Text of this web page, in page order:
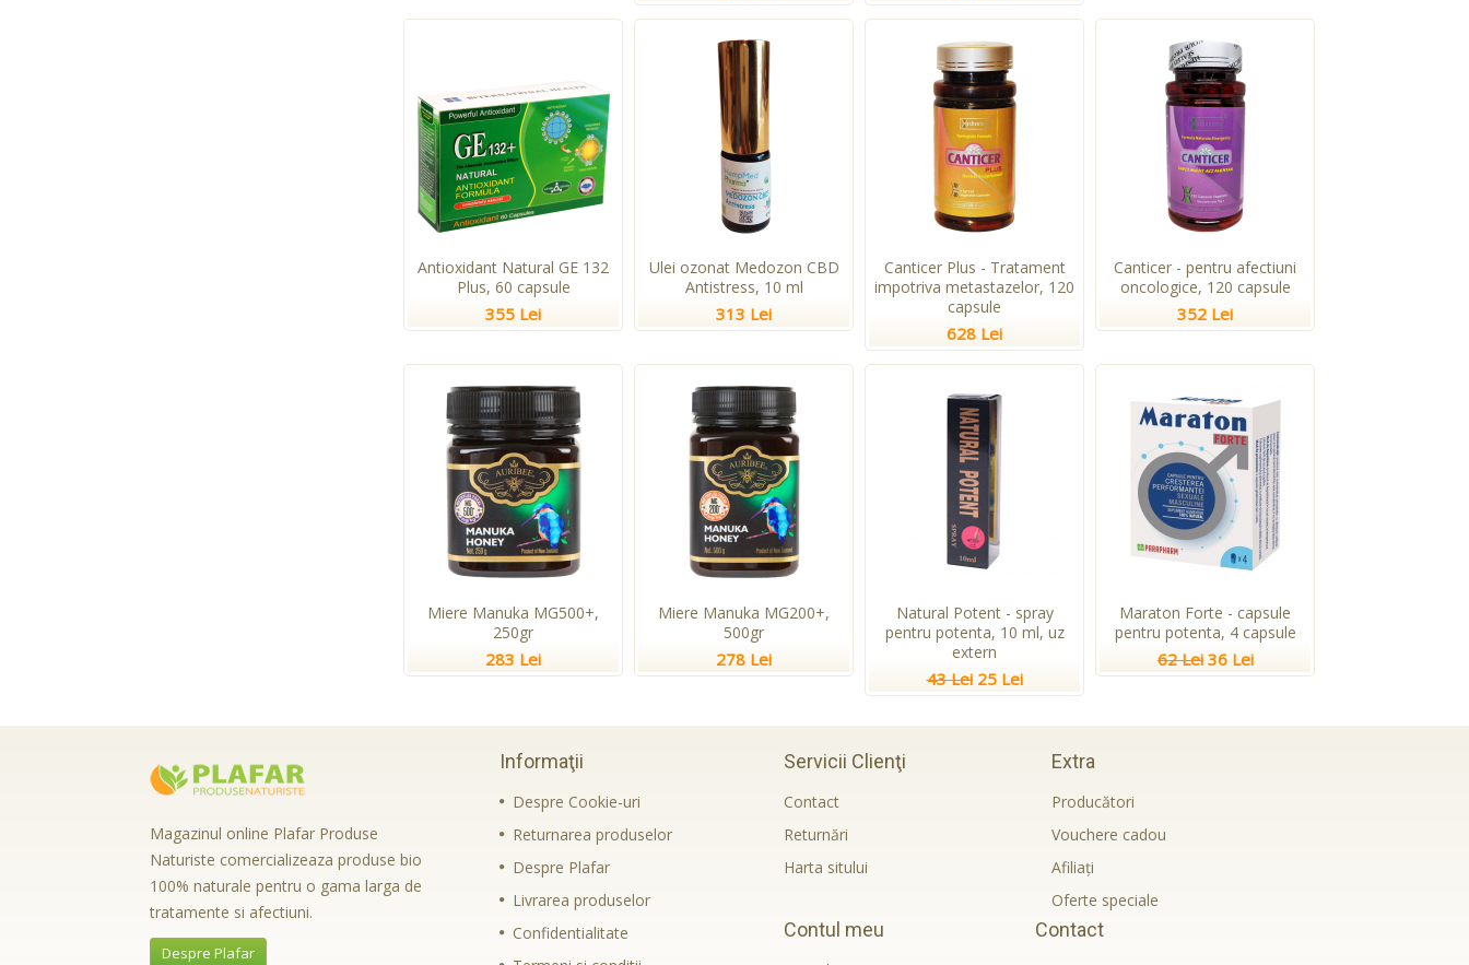
Antioxidant Natural GE 132
Plus, 60 capsule
355 Lei
Ulei ozonat Medozon CBD
Antistress, 10 ml
313 Lei
Canticer Plus - Tratament
impotriva metastazelor, 120
capsule
628 Lei
Canticer - pentru afectiuni
oncologice, 120 capsule
352 Lei
Miere Manuka MG500+,
250gr
283 Lei
Miere Manuka MG200+,
500gr
278 Lei
Natural Potent - spray
pentru potenta, 10 ml, uz
extern
43 Lei 25 Lei
Maraton Forte - capsule
pentru potenta, 4 capsule
62 Lei 36 Lei
Magazinul online Plafar Produse
Naturiste comercializeaza produse bio
100% naturale pentru o gama larga de
tratamente si afectiuni.
Despre Plafar
Informaţii
Despre Cookie-uri
Returnarea produselor
Despre Plafar
Livrarea produselor
Confidentialitate
Servicii Clienţi
Contact
Returnări
Harta sitului
Extra
Producători
Vouchere cadou
Afiliaţi
Oferte speciale
Contul meu Contact